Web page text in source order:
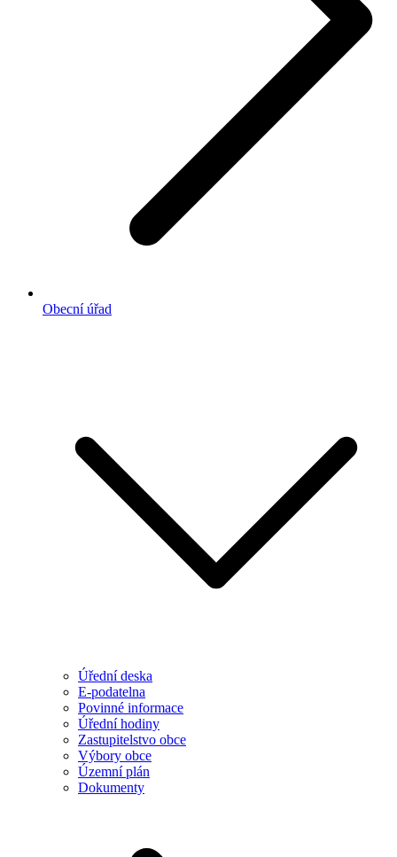
Obecní úřad
Úřední deska
E-podatelna
Povinné informace
Úřední hodiny
Zastupitelstvo obce
Výbory obce
Územní plán
Dokumenty